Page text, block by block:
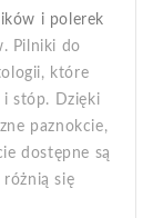
i polerek
Pilniki do
które
i stóp. Dzięki
paznokcie,
dostępne są
się